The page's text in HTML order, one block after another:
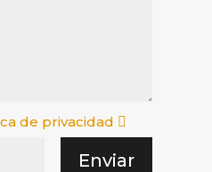
de privacidad
Enviar